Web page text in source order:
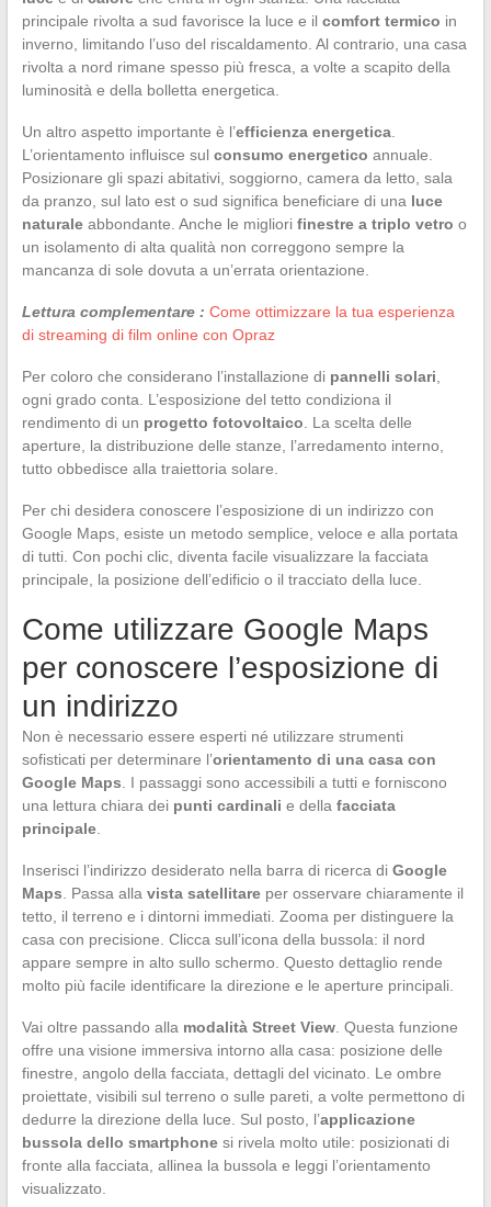
principale rivolta a sud favorisce la luce e il comfort termico in
inverno, limitando l’uso del riscaldamento. Al contrario, una casa
rivolta a nord rimane spesso più fresca, a volte a scapito della
luminosità e della bolletta energetica.
Un altro aspetto importante è l’efficienza energetica.
L’orientamento influisce sul consumo energetico annuale.
Posizionare gli spazi abitativi, soggiorno, camera da letto, sala
da pranzo, sul lato est o sud significa beneficiare di una luce
naturaleabbondante. Anche le migliori finestre a triplo vetro o
un isolamento di alta qualità non correggono sempre la
mancanza di sole dovuta a un’errata orientazione.
Lettura complementare : Come ottimizzare la tua esperienza
di streaming di film online con Opraz
Per coloro che considerano l’installazione di pannelli solari
ogni grado conta. L’esposizione del tetto condiziona il
rendimento di un progetto fotovoltaico . La scelta delle
aperture, la distribuzione delle stanze, l’arredamento interno,
tutto obbedisce alla traiettoria solare.
Per chi desidera conoscere l’esposizione di un indirizzo con
Google Maps, esiste un metodo semplice, veloce e alla portata
di tutti. Con pochi clic, diventa facile visualizzare la facciata
principale, la posizione dell’edificio o il tracciato della luce.
Come utilizzare Google Maps
per conoscere l’esposizione di
un indirizzo
Non è necessario essere esperti né utilizzare strumenti
sofisticati per determinare l’orientamento di una casa con
Google Maps . I passaggi sono accessibili a tutti e forniscono
una lettura chiara dei punti cardinali e della facciata
principale.
Inserisci l’indirizzo desiderato nella barra di ricerca di Google
Maps . Passa alla vista satellitareper osservare chiaramente il
tetto, il terreno e i dintorni immediati. Zooma per distinguere la
casa con precisione. Clicca sull’icona della bussola: il nord
appare sempre in alto sullo schermo. Questo dettaglio rende
molto più facile identificare la direzione e le aperture principali.
Vai oltre passando alla modalità Street View. Questa funzione
offre una visione immersiva intorno alla casa: posizione delle
finestre, angolo della facciata, dettagli del vicinato. Le ombre
proiettate, visibili sul terreno o sulle pareti, a volte permettono di
dedurre la direzione della luce. Sul posto, l’applicazione
bussola dello smartphonesi rivela molto utile: posizionati di
fronte alla facciata, allinea la bussola e leggi l’orientamento
visualizzato.